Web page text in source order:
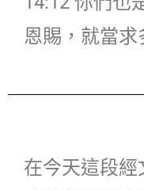
恩賜，就當求
在今天這段經